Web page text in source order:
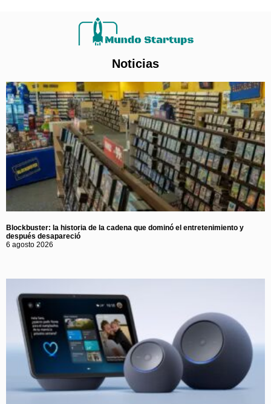
Noticias
Blockbuster: la historia de la cadena que dominó el entretenimiento y
después desapareció
6 agosto 2026